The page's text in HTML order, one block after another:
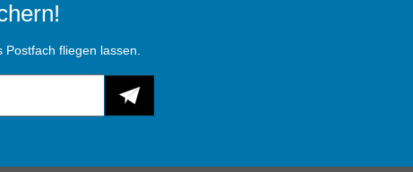
Postfach fliegen lassen.